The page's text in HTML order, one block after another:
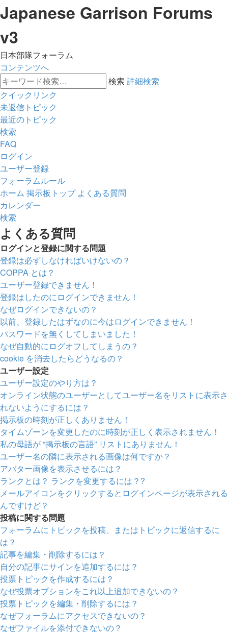
Japanese Garrison Forums
v3
日本部隊フォーラム
コンテンツへ
検索 詳細検索
クイックリンク
未返信トピック
最近のトピック
検索
FAQ
ログイン
ユーザー登録
フォーラムルール
ホーム 掲示板トップ よくある質問
カレンダー
検索
よくある質問
ログインと登録に関する問題
登録は必ずしなければいけないの？
COPPA とは？
ユーザー登録できません！
登録はしたのにログインできません！
なぜログインできないの？
以前、登録したはずなのに今はログインできません！
パスワードを無くしてしまいました！
なぜ自動的にログオフしてしまうの？
cookie を消去したらどうなるの？
ユーザー設定
ユーザー設定のやり方は？
オンライン状態のユーザーとしてユーザー名をリストに表示さ
れないようにするには？
掲示板の時刻が正しくありません！
タイムゾーンを変更したのに時刻が正しく表示されません！
私の母語が “掲示板の言語” リストにありません！
ユーザー名の隣に表示される画像は何ですか？
アバター画像を表示させるには？
ランクとは？ ランクを変更するには？?
メールアイコンをクリックするとログインページが表示される
んですけど？
投稿に関する問題
フォーラムにトピックを投稿、またはトピックに返信するに
は？
記事を編集・削除するには？
自分の記事にサインを追加するには？
投票トピックを作成するには？
なぜ投票オプションをこれ以上追加できないの？
投票トピックを編集・削除するには？
なぜフォーラムにアクセスできないの？
なぜファイルを添付できないの？